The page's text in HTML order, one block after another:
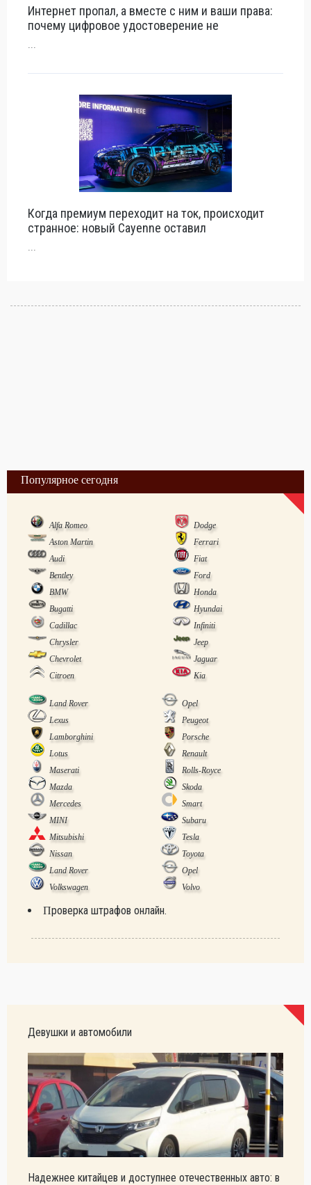
Интернет пропал, а вместе с ним и ваши права:
почему цифровое удостоверение не
Когда премиум переходит на ток, происходит
странное: новый Cayenne оставил
Популярное сегодня
Alfa Romeo
Dodge
Aston Martin
Ferrari
Audi
Fiat
Bentley
Ford
BMW
Honda
Bugatti
Hyundai
Cadillac
Infiniti
Chrysler
Jeep
Chevrolet
Jaguar
Citroen
Kia
Land Rover
Opel
Lexus
Peugeot
Lamborghini
Porsche
Lotus
Renault
Maserati
Rolls-Royce
Mazda
Skoda
Mercedes
Smart
MINI
Subaru
Mitsubishi
Tesla
Nissan
Toyota
Land Rover
Opel
Volkswagen
Volvo
Проверка штрафов онлайн.
Девушки и автомобили
Надежнее китайцев и доступнее отечественных авто: в